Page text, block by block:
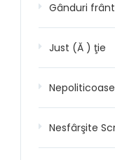
Gânduri
Just (Ă ) ţie
Nepoliticoase
Nesfârşite